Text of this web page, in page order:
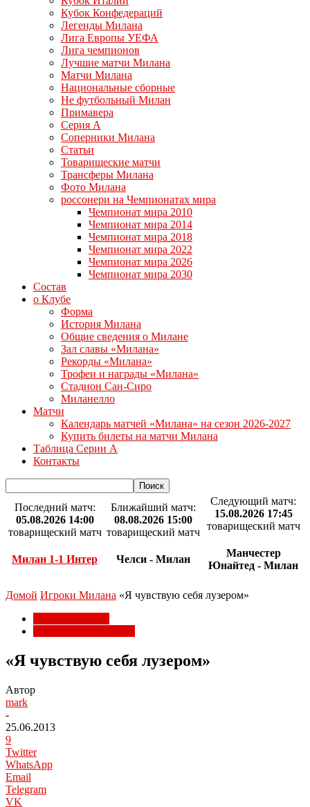
Кубок Конфедераций
Легенды Милана
Лига Европы УЕФА
Лига чемпионов
Лучшие матчи Милана
Матчи Милана
Национальные сборные
Не футбольный Милан
Примавера
Серия А
Соперники Милана
Статьи
Товарищеские матчи
Трансферы Милана
Фото Милана
россонери на Чемпионатах мира
Чемпионат мира 2010
Чемпионат мира 2014
Чемпионат мира 2018
Чемпионат мира 2022
Чемпионат мира 2026
Чемпионат мира 2030
Состав
о Клубе
Форма
История Милана
Общие сведения о Милане
Зал славы «Милана»
Рекорды «Милана»
Трофеи и награды «Милана»
Стадион Сан-Сиро
Миланелло
Матчи
Календарь матчей «Милана» на сезон 2026-2027
Купить билеты на матчи Милана
Таблица Серии А
Контакты
Последний матч:
05.08.2026 14:00
товарищеский матч
Милан 1-1 Интер
Ближайший матч:
08.08.2026 15:00
товарищеский матч
Челси - Милан
Следующий матч:
15.08.2026 17:45
товарищеский матч
Манчестер
Юнайтед - Милан
Домой Игроки Милана «Я чувствую себя лузером»
«Я чувствую себя лузером»
Автор
mark
-
25.06.2013
9
Twitter
WhatsApp
Email
Telegram
VK